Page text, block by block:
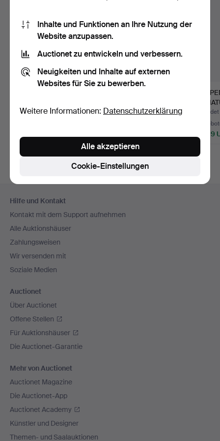
Krön…
Beendet 23. Jan 2020
Objekt
Beendet 26. Sep 2023
Ausgewähltes
Objekt
61
2.599
Navigation
Hilfe und Kontakt
Kontakt mit dem Support aufnehmen
Alle Auktionshäuser
Zahlungsweisen
Wir versenden mit
Soziale Medien
Auctionet
Über Auctionet
Offene Stellen
Für Auktionshäuser
Die Auctionet-Garantie
Mehr von Auctionet
Auctionet Magazine
Die Auctionet-App
Auctionet Academy
Künstler und Designer
Themen- und Saalauktionen
Inhalte und Funktionen an Ihre Nutzung der
Website anzupassen.
Auctionet zu entwickeln und verbessern.
Neuigkeiten und Inhalte auf externen
Websites für Sie zu bewerben.
Weitere Informationen: Datenschutzerklärung
Cookie-Einstellungen
Alle akzeptieren